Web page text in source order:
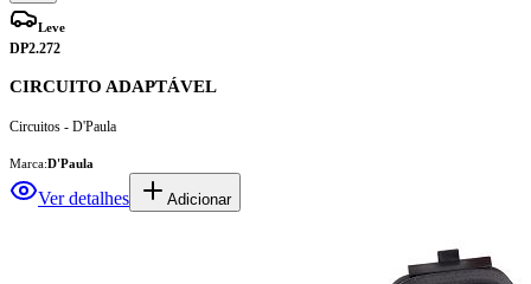
Leve
DP2.272
CIRCUITO ADAPTÁVEL
Circuitos - D'Paula
Marca:D'Paula
Ver detalhes Adicionar